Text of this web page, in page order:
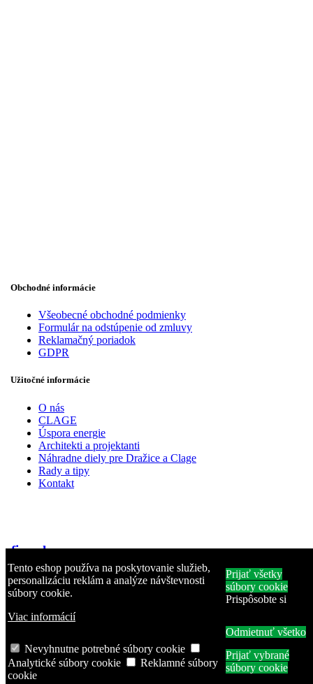
Tento eshop používa na poskytovanie služieb,
personalizáciu reklám a analýze návštevnosti
súbory cookie.
Viac informácií
Prijať všetky
súbory cookie
Prispôsobte si
Odmietnuť všetko
Nevyhnutne potrebné súbory cookie
Analytické súbory cookie
Reklamné súbory
cookie
Prijať vybrané
súbory cookie
Obchodné informácie
Všeobecné obchodné podmienky
Formulár na odstúpenie od zmluvy
Reklamačný poriadok
GDPR
Užitočné informácie
O nás
CLAGE
Úspora energie
Architekti a projektanti
Náhradne diely pre Dražice a Clage
Rady a tipy
Kontakt
firmakama s.r.o.
Vyšnokubínska 175/192
026 01 Vyšný Kubín
Slovakia
+421 911 150 355